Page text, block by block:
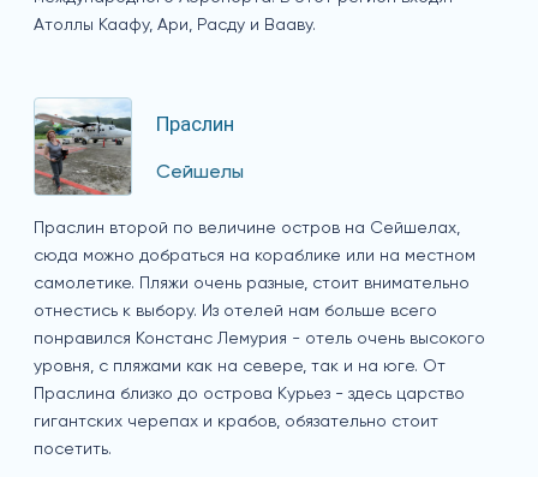
Атоллы Каафу, Ари, Расду и Вааву.
Праслин
Сейшелы
Праслин второй по величине остров на Сейшелах,
сюда можно добраться на кораблике или на местном
самолетике. Пляжи очень разные, стоит внимательно
отнестись к выбору. Из отелей нам больше всего
понравился Констанс Лемурия - отель очень высокого
уровня, с пляжами как на севере, так и на юге. От
Праслина близко до острова Курьез - здесь царство
гигантских черепах и крабов, обязательно стоит
посетить.